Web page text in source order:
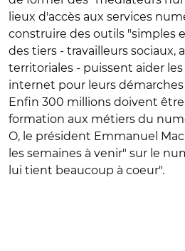
lieux d'accès aux services
construire des outils "simples
des tiers - travailleurs sociaux,
territoriales - puissent aider
internet pour leurs
Enfin 300 millions doivent être
formation aux métiers du
O, le président Emmanuel
les semaines à venir" sur le
lui tient beaucoup à coeur".